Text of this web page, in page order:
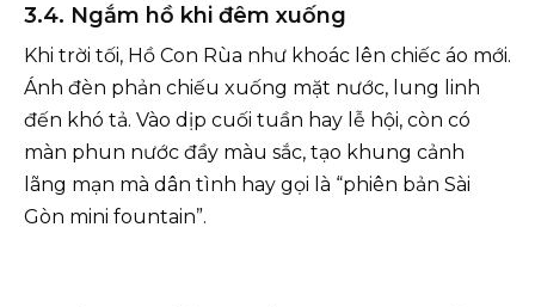
3.4. Ngắm hồ khi đêm xuống
Khi trời tối, Hồ Con Rùa như khoác lên chiếc áo mới.
Ánh đèn phản chiếu xuống mặt nước, lung linh
đến khó tả. Vào dịp cuối tuần hay lễ hội, còn có
màn phun nước đầy màu sắc, tạo khung cảnh
lãng mạn mà dân tình hay gọi là “phiên bản Sài
Gòn mini fountain”.